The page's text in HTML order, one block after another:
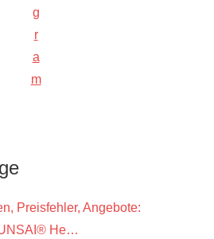
g
r
a
m
Preisfehler, Angebote:
He…